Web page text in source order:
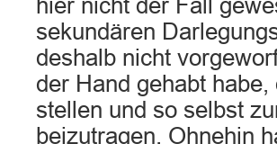
hier nicht der Fall
sekundären
deshalb nicht
der Hand gehabt
stellen und so selbst
beizutragen. Ohnehin